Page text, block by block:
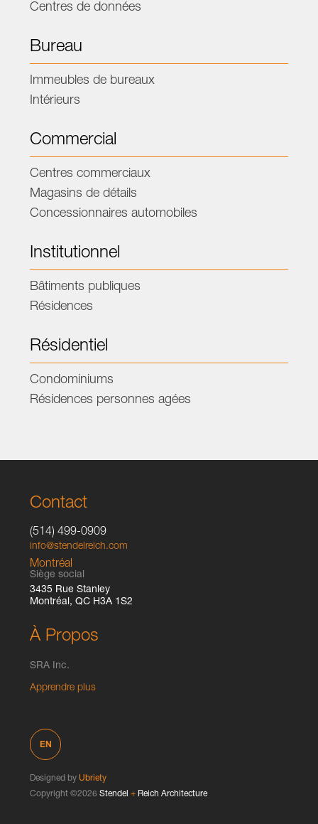
Centres de données
Bureau
Immeubles de bureaux
Intérieurs
Commercial
Centres commerciaux
Magasins de détails
Concessionnaires automobiles
Institutionnel
Bâtiments publiques
Résidences
Résidentiel
Condominiums
Résidences personnes agées
Contact
(514) 499-0909
info@stendelreich.com
Montréal
Siège social
3435 Rue Stanley
Montréal, QC H3A 1S2
À Propos
SRA Inc.
Apprendre plus
EN
Designed byUbriety
Copyright ©2026Stendel+ Reich Architecture